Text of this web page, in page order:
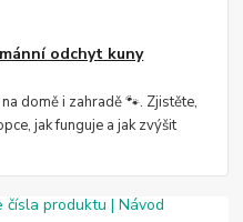
odchyt kuny
domě i zahradě 🐾. Zjistěte,
jak funguje a jak zvýšit